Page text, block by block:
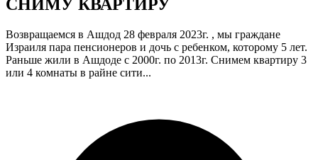
СНИМУ КВАРТИРУ
Возвращаемся в Ашдод 28 февраля 2023г. , мы граждане
Израиля пара пенсионеров и дочь с ребенком, которому 5 лет.
Раньше жили в Ашдоде с 2000г. по 2013г. Снимем квартиру 3
или 4 комнаты в райне сити...